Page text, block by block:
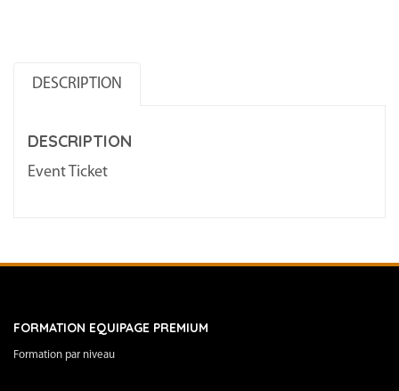
395
pack
2024/09/13
DESCRIPTION
DESCRIPTION
Event Ticket
FORMATION EQUIPAGE PREMIUM
Formation par niveau